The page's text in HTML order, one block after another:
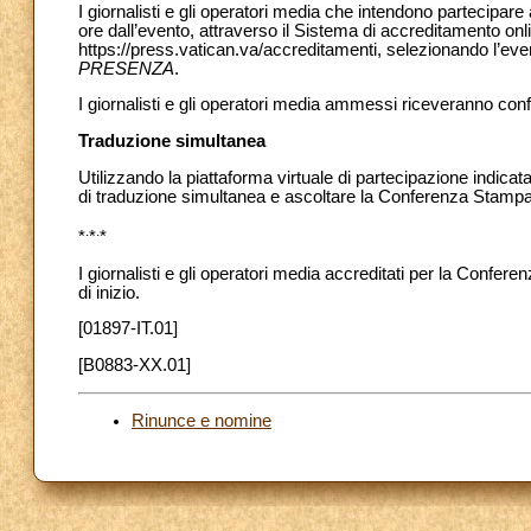
I giornalisti e gli operatori media che intendono
ore dall’evento, attraverso il Sistema di accreditamento
https://press.vatican.va/accreditamenti, selezionando
PRESENZA.
I giornalisti e gli operatori media ammessi riceveranno
Traduzione simultanea
Utilizzando la piattaforma virtuale di partecipazione
di traduzione simultanea e ascoltare la Conferenza
*.*.*
I giornalisti e gli operatori media accreditati per la
di inizio.
[01897-IT.01]
[B0883-XX.01]
Rinunce e nomine